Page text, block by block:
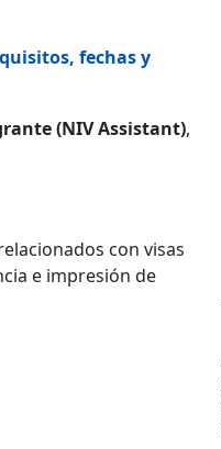
fechas y
(NIV Assistant),
con visas
e impresión de